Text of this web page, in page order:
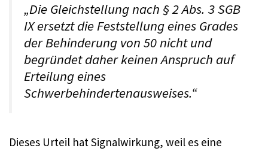
„Die Gleichstellung nach § 2 Abs. 3 SGB
IX ersetzt die Feststellung eines Grades
der Behinderung von 50 nicht und
begründet daher keinen Anspruch auf
Erteilung eines
Schwerbehindertenausweises.“
Dieses Urteil hat Signalwirkung, weil es eine